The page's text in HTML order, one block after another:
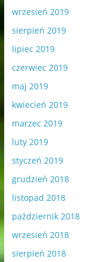
wrzesień 2019
sierpień 2019
lipiec 2019
czerwiec 2019
maj 2019
kwiecień 2019
marzec 2019
luty 2019
styczeń 2019
grudzień 2018
listopad 2018
październik 2018
wrzesień 2018
sierpień 2018